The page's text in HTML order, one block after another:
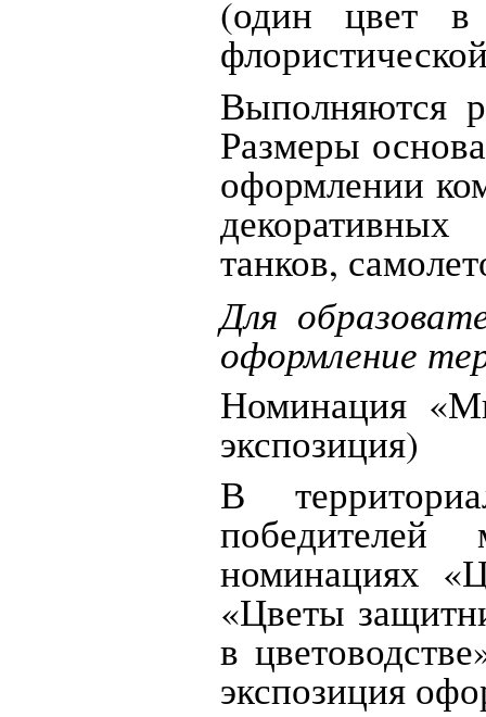
(один цвет в
Выполняются
Размеры
оформлении
танков,
Для
оформление
Номинация
экспозиция)
В
номинациях
«Цветы
в
экспозиция